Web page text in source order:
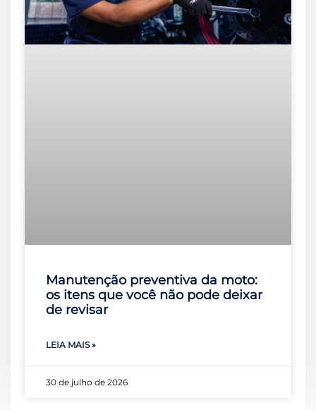
Manutenção preventiva da moto:
os itens que você não pode deixar
de revisar
LEIA MAIS »
30 de julho de 2026